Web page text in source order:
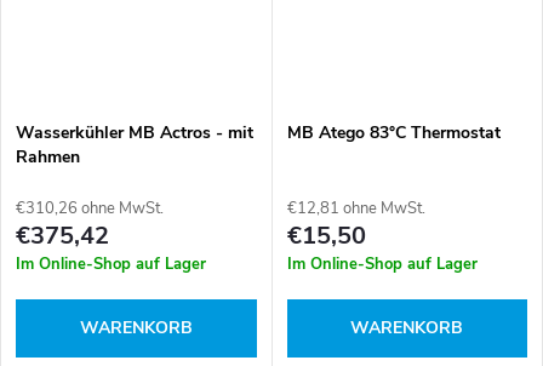
Wasserkühler MB Actros - mit
Rahmen
€310,26 ohne MwSt.
€375,42
Im Online-Shop auf Lager
WARENKORB
MB Atego 83°C Thermostat
€12,81 ohne MwSt.
€15,50
Im Online-Shop auf Lager
WARENKORB